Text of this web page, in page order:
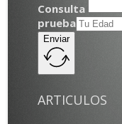
Consulta
prueba
Enviar
ARTICULOS